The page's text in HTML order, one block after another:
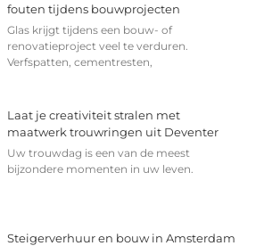
fouten tijdens bouwprojecten
Glas krijgt tijdens een bouw- of
renovatieproject veel te verduren.
Verfspatten, cementresten,
Laat je creativiteit stralen met
maatwerk trouwringen uit Deventer
Uw trouwdag is een van de meest
bijzondere momenten in uw leven.
Steigerverhuur en bouw in Amsterdam